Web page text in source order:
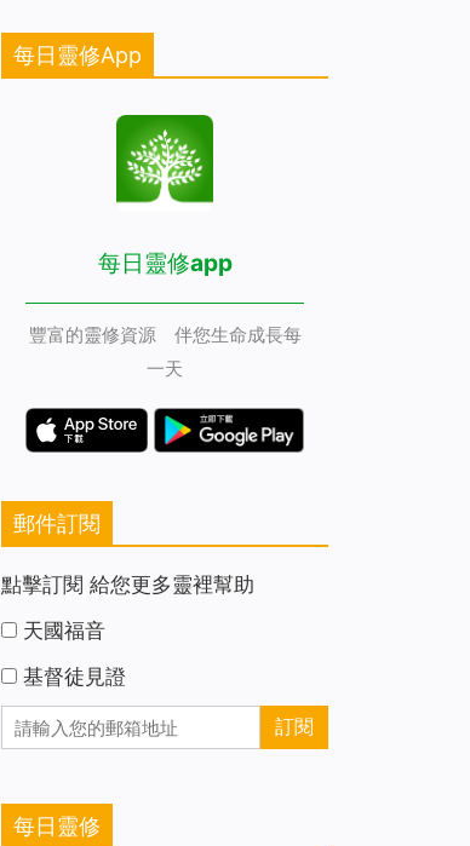
每日靈修App
每日靈修app
豐富的靈修資源 伴您生命成長每
一天
郵件訂閱
點擊訂閱 給您更多靈裡幫助
天國福音
基督徒見證
每日靈修